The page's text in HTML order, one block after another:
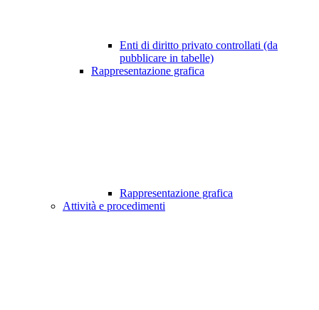
Enti di diritto privato controllati (da
pubblicare in tabelle)
Rappresentazione grafica
Rappresentazione grafica
Attività e procedimenti